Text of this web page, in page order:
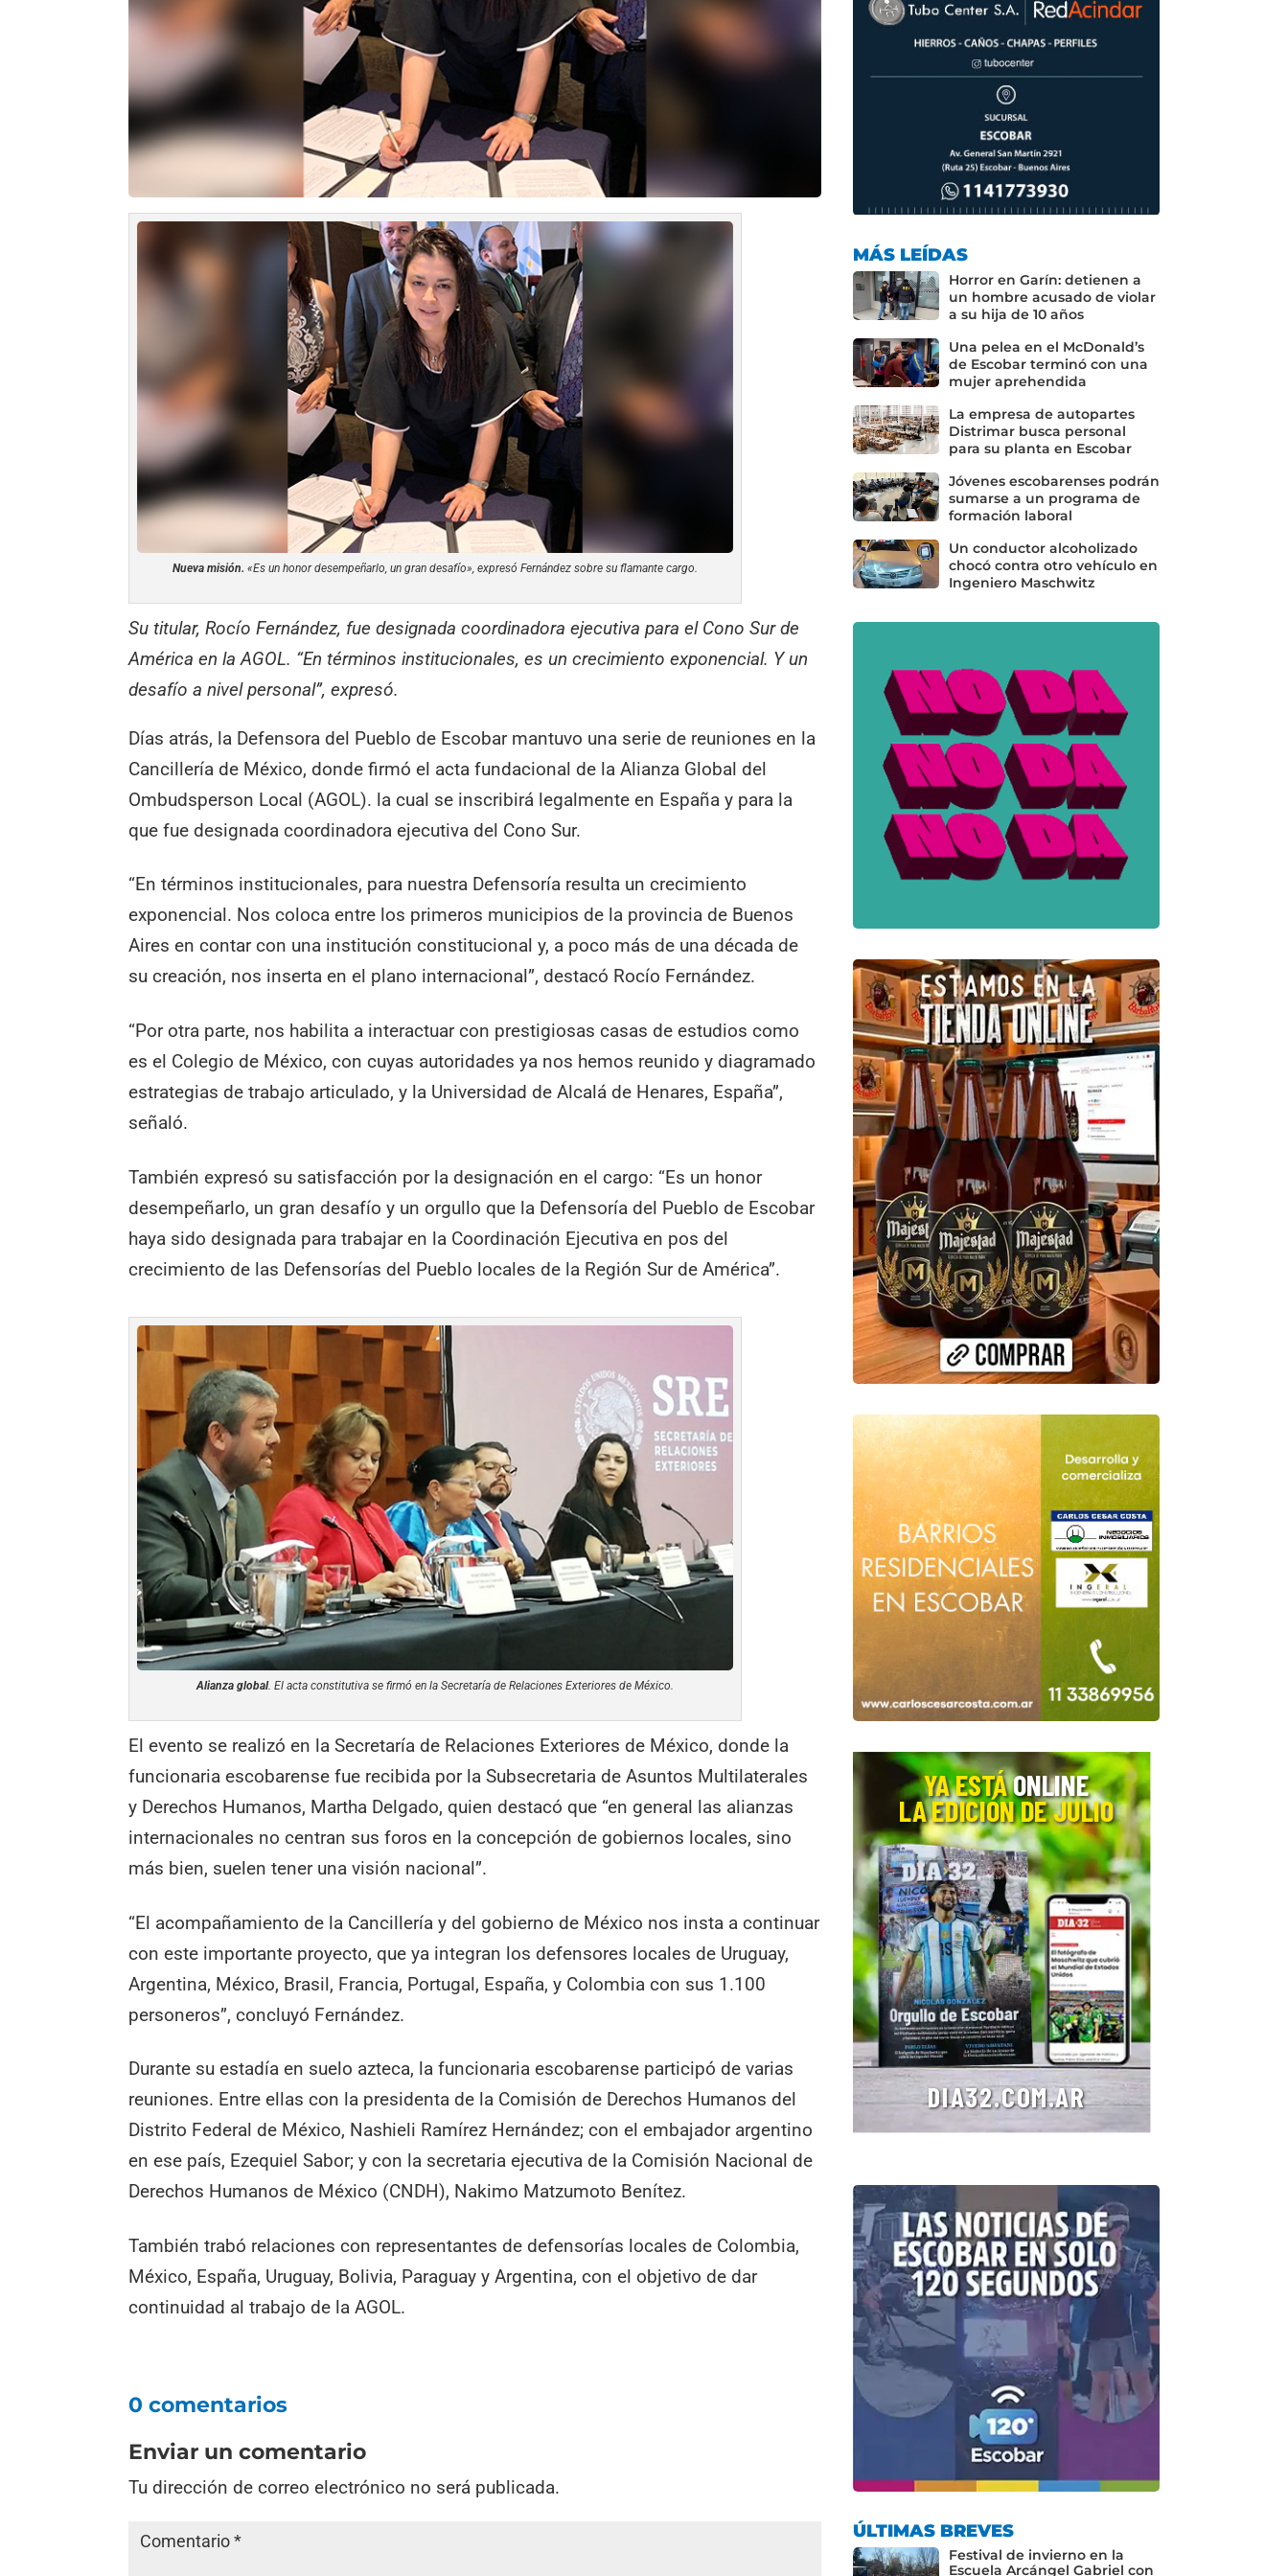
Nueva misión. «Es un honor desempeñarlo, un gran desafío», expresó Fernández sobre su flamante cargo.
Su titular, Rocío Fernández, fue designada coordinadora ejecutiva para el Cono Sur de
América en la AGOL. “En términos institucionales, es un crecimiento exponencial. Y un
desafío a nivel personal”, expresó.
Días atrás, la Defensora del Pueblo de Escobar mantuvo una serie de reuniones en la
Cancillería de México, donde firmó el acta fundacional de la Alianza Global del
Ombudsperson Local (AGOL). la cual se inscribirá legalmente en España y para la
que fue designada coordinadora ejecutiva del Cono Sur.
“En términos institucionales, para nuestra Defensoría resulta un crecimiento
exponencial. Nos coloca entre los primeros municipios de la provincia de Buenos
Aires en contar con una institución constitucional y, a poco más de una década de
su creación, nos inserta en el plano internacional”, destacó Rocío Fernández.
“Por otra parte, nos habilita a interactuar con prestigiosas casas de estudios como
es el Colegio de México, con cuyas autoridades ya nos hemos reunido y diagramado
estrategias de trabajo articulado, y la Universidad de Alcalá de Henares, España”,
señaló.
También expresó su satisfacción por la designación en el cargo: “Es un honor
desempeñarlo, un gran desafío y un orgullo que la Defensoría del Pueblo de Escobar
haya sido designada para trabajar en la Coordinación Ejecutiva en pos del
crecimiento de las Defensorías del Pueblo locales de la Región Sur de América”.
Alianza global. El acta constitutiva se firmó en la Secretaría de Relaciones Exteriores de México.
El evento se realizó en la Secretaría de Relaciones Exteriores de México, donde la
funcionaria escobarense fue recibida por la Subsecretaria de Asuntos Multilaterales
y Derechos Humanos, Martha Delgado, quien destacó que “en general las alianzas
internacionales no centran sus foros en la concepción de gobiernos locales, sino
más bien, suelen tener una visión nacional”.
“El acompañamiento de la Cancillería y del gobierno de México nos insta a continuar
con este importante proyecto, que ya integran los defensores locales de Uruguay,
Argentina, México, Brasil, Francia, Portugal, España, y Colombia con sus 1.100
personeros”, concluyó Fernández.
Durante su estadía en suelo azteca, la funcionaria escobarense participó de varias
reuniones. Entre ellas con la presidenta de la Comisión de Derechos Humanos del
Distrito Federal de México, Nashieli Ramírez Hernández; con el embajador argentino
en ese país, Ezequiel Sabor; y con la secretaria ejecutiva de la Comisión Nacional de
Derechos Humanos de México (CNDH), Nakimo Matzumoto Benítez.
También trabó relaciones con representantes de defensorías locales de Colombia,
México, España, Uruguay, Bolivia, Paraguay y Argentina, con el objetivo de dar
continuidad al trabajo de la AGOL.
0 comentarios
Enviar un comentario
Tu dirección de correo electrónico no será publicada.
MÁS LEÍDAS
Horror en Garín: detienen a
un hombre acusado de violar
a su hija de 10 años
Una pelea en el McDonald’s
de Escobar terminó con una
mujer aprehendida
La empresa de autopartes
Distrimar busca personal
para su planta en Escobar
Jóvenes escobarenses podrán
sumarse a un programa de
formación laboral
Un conductor alcoholizado
chocó contra otro vehículo en
Ingeniero Maschwitz
ÚLTIMAS BREVES
Festival de invierno en la
Escuela Arcángel Gabriel con